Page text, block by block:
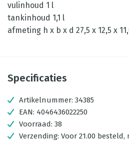
vulinhoud 1 l
tankinhoud 1,1 l
afmeting h x b x d 27,5 x 12,5 x
Specificaties
Artikelnummer: 34385
EAN: 4046436022250
Voorraad: 38
Verzending: Voor 21.00